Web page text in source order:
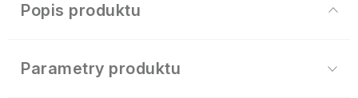
Popis produktu
Parametry produktu